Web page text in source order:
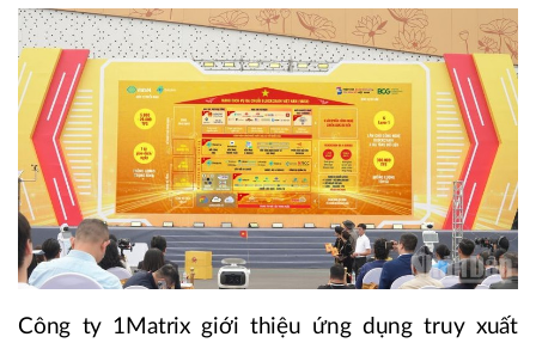
Công ty 1Matrix giới thiệu ứng dụng truy xuất